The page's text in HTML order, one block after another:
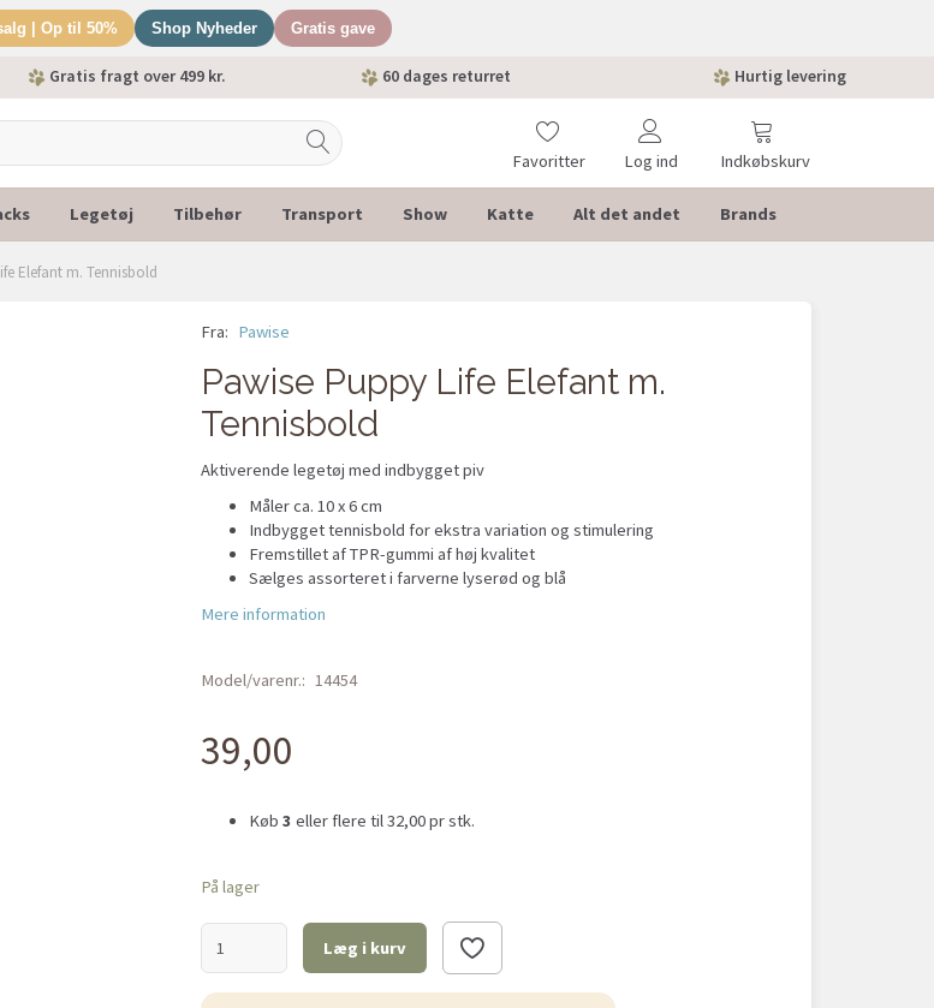
| Op til 50% Shop Nyheder Gratis gave
Gratis fragt over 499 kr. 60 dages returret Hurtig levering
Indkøbskurv
Favoritter Log ind
Legetøj Tilbehør Transport Show Katte Alt det andet Brands
Elefant m. Tennisbold
Fra: Pawise
Pawise Puppy Life Elefant m.
Tennisbold
Aktiverende legetøj med indbygget piv
Måler ca. 10 x 6 cm
Indbygget tennisbold for ekstra variation og stimulering
Fremstillet af TPR-gummi af høj kvalitet
Sælges assorteret i farverne lyserød og blå
Mere information
Model/varenr.: 14454
39,00
Køb3 eller flere til32,00pr stk.
På lager
Læg i kurv